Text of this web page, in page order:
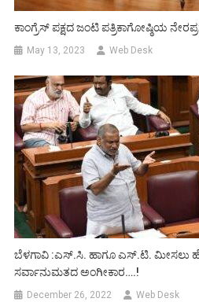
ಕಾಂಗ್ರೆಸ್ ಪಕ್ಷದ ಜಂಟಿ‌ ಪತ್ರಿಕಾಗೋಷ್ಠಿಯ
May 13, 2023 Web Desk
ಬೆಳಗಾವಿ :ಎಸ್.ಸಿ. ಹಾಗೂ ಎಸ್.ಟಿ. ಮೀಸಲು
ಸರ್ವಾನುಮತದ ಅಂಗೀಕಾರ….!
December 26, 2022 Web Desk